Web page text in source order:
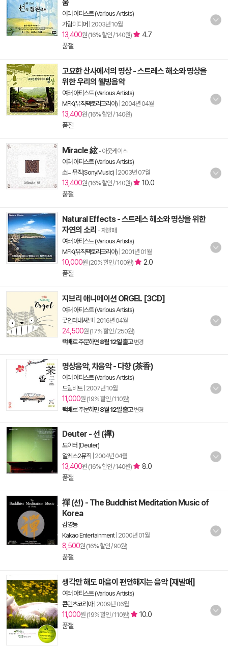
움
여러 아티스트 (Various Artists)
가람미디어 2003년 10월
13,400원 (16% 할인 / 140원)
4.7
품절
고요한 산사에서의 명상 - 스트레스 해소와 명상을
위한 우리의 웰빙음악
여러 아티스트 (Various Artists)
MFK(뮤직팩토리코리아) 2004년 04월
13,400원 (16% 할인 / 140원)
품절
Miracle 絃- 아웃케이스
여러 아티스트 (Various Artists)
소니뮤직(SonyMusic) 2003년 07월
13,400원 (16% 할인 / 140원)
10.0
품절
Natural Effects - 스트레스 해소와 명상을 위한
자연의 소리 - 재발매
여러 아티스트 (Various Artists)
MFK(뮤직팩토리코리아) 2001년 01월
10,000원 (20% 할인 / 100원)
2.0
품절
지브리 애니메이션 ORGEL [3CD]
여러 아티스트 (Various Artists)
굿인터내셔널 2016년 04월
24,500원 (17% 할인 / 250원)
택배로 주문하면 8월 12일 출고 변경
명상음악, 차음악 - 다향 (茶香)
여러 아티스트 (Various Artists)
드림비트| 2007년 10월
11,000원 (19% 할인 / 110원)
택배로 주문하면 8월 12일 출고 변경
Deuter - 선 (禪)
도이터 (Deuter)
알레스2뮤직 2004년 04월
13,400원 (16% 할인 / 140원)
8.0
품절
禪 (선) - The Buddhist Meditation Music of
Korea
김영동
Kakao Entertainment| 2000년 01월
8,500원 (16% 할인 / 90원)
품절
생각만 해도 마음이 편안해지는 음악 [재발매]
여러 아티스트 (Various Artists)
콘텐츠코리아| 2009년 06월
11,000원 (19% 할인 / 110원)
10.0
품절